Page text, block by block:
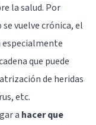
la salud. Por
vuelve crónica, el
especialmente
que puede
de heridas
etc.
a hacer que